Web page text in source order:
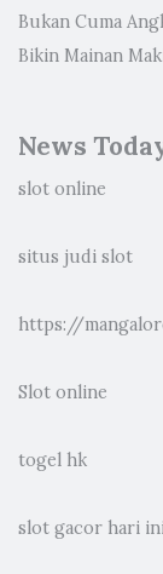
Bukan Cuma
Bikin Mainan
News
slot online
situs judi slot
https://
Slot online
togel hk
slot gacor hari